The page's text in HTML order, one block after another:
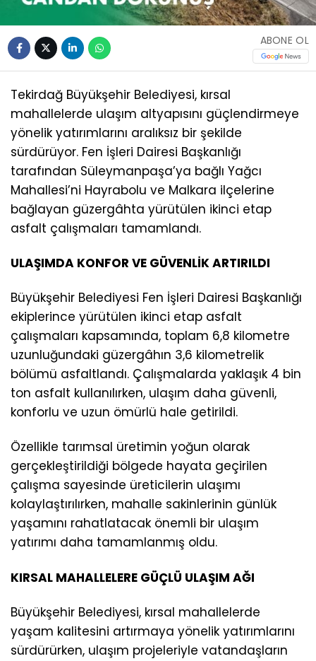
ABONE OL
Tekirdağ Büyükşehir Belediyesi, kırsal
mahallelerde ulaşım altyapısını güçlendirmeye
yönelik yatırımlarını aralıksız bir şekilde
sürdürüyor. Fen İşleri Dairesi Başkanlığı
tarafından Süleymanpaşa’ya bağlı Yağcı
Mahallesi’ni Hayrabolu ve Malkara ilçelerine
bağlayan güzergâhta yürütülen ikinci etap
asfalt çalışmaları tamamlandı.
ULAŞIMDA KONFOR VE GÜVENLİK ARTIRILDI
Büyükşehir Belediyesi Fen İşleri Dairesi Başkanlığı
ekiplerince yürütülen ikinci etap asfalt
çalışmaları kapsamında, toplam 6,8 kilometre
uzunluğundaki güzergâhın 3,6 kilometrelik
bölümü asfaltlandı. Çalışmalarda yaklaşık 4 bin
ton asfalt kullanılırken, ulaşım daha güvenli,
konforlu ve uzun ömürlü hale getirildi.
Özellikle tarımsal üretimin yoğun olarak
gerçekleştirildiği bölgede hayata geçirilen
çalışma sayesinde üreticilerin ulaşımı
kolaylaştırılırken, mahalle sakinlerinin günlük
yaşamını rahatlatacak önemli bir ulaşım
yatırımı daha tamamlanmış oldu.
KIRSAL MAHALLELERE GÜÇLÜ ULAŞIM AĞI
Büyükşehir Belediyesi, kırsal mahallelerde
yaşam kalitesini artırmaya yönelik yatırımlarını
sürdürürken, ulaşım projeleriyle vatandaşların